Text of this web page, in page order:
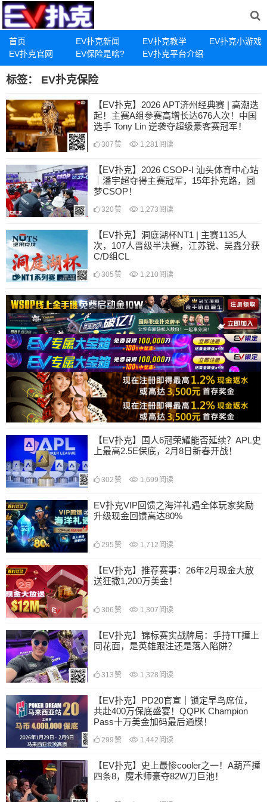
首页 EV扑克新闻 EV扑克教学
EV扑克小游戏
EV扑克官网
EV保险是啥? EV扑克平台介绍
标签： EV扑克保险
【EV扑克】2026 APT济州经典赛 | 高潮迭
起！主赛A组参赛高增长达676人次！中国
选手 Tony Lin 逆袭夺超级豪客赛冠军！
307 赞 1,281 阅读
【EV扑克】2026 CSOP-I 汕头体育中心站
｜潘宇超夺得主赛冠军，15年扑克路，圆
梦CSOP！
320 赞 1,273 阅读
【EV扑克】洞庭湖杯NT1 | 主赛1135人
次，107人晋级半决赛，江苏锐、吴鑫分获
C/D组CL
305 赞 1,210 阅读
【EV扑克】国人6冠荣耀能否延续？APL史
上最高2.5E保底，2月8日新春开战！
302 赞 1,699 阅读
EV扑克VIP回馈之海洋礼遇全体玩家奖励
升级现金回馈高达80%
295 赞 1,712 阅读
【EV扑克】推荐赛事：26年2月现金大放
送狂撒1,200万美金！
306 赞 1,307 阅读
【EV扑克】锦标赛实战牌局：手持TT撞上
同花面，是英雄跟注还是落入陷阱？
313 赞 1,328 阅读
【EV扑克】PD20官宣｜锁定早鸟席位，
共赴400万保底盛宴！QQPK Champion
Pass十万美金加码最后通牒！
299 赞 1,442 阅读
【EV扑克】史上最惨cooler之一！A葫芦撞
四条8，魔术师豪夺82W刀巨池！